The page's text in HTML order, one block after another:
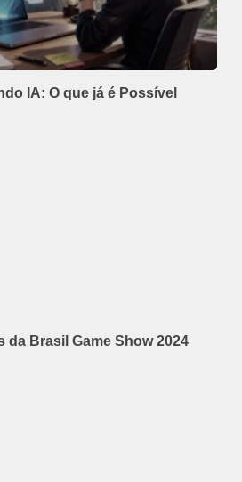
IA: O que já é Possível
da Brasil Game Show 2024